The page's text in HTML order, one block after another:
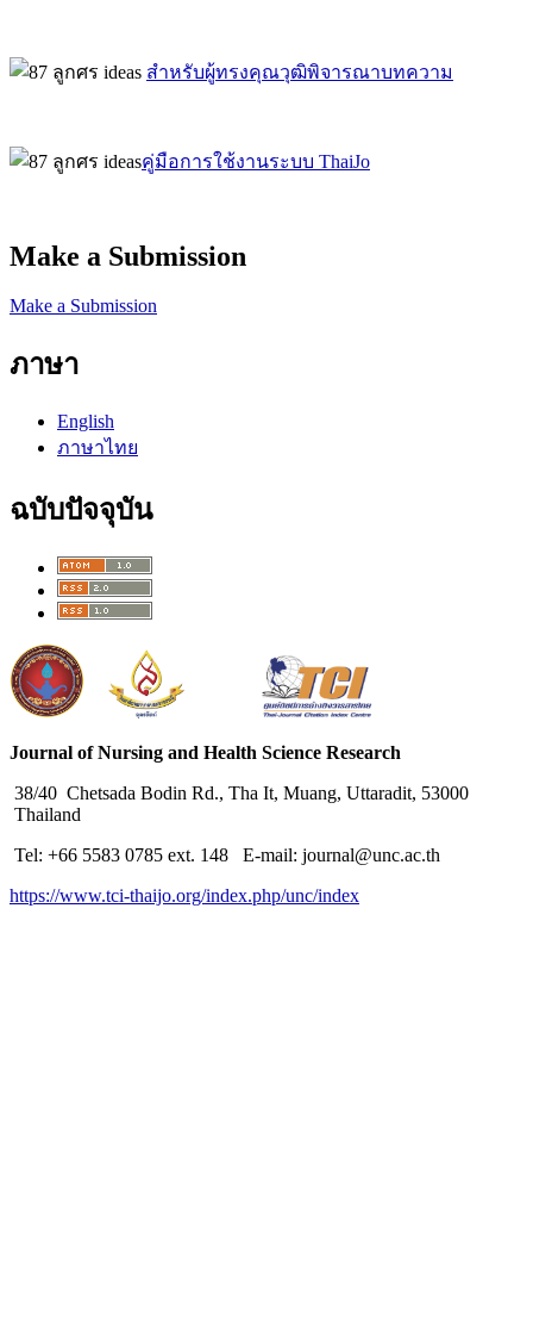
สำหรับผู้ทรงคุณวุฒิพิจารณาบทความ
คู่มือการใช้งานระบบ ThaiJo
Make a Submission
Make a Submission
ภาษา
English
ภาษาไทย
ฉบับปัจจุบัน
Journal of Nursing and Health Science Research
38/40 Chetsada Bodin Rd., Tha It, Muang, Uttaradit, 53000
Thailand
Tel: +66 5583 0785 ext. 148 E-mail: journal@unc.ac.th
https://www.tci-thaijo.org/index.php/unc/index